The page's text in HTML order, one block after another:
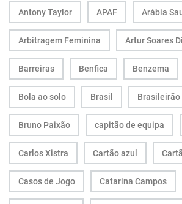
Antony Taylor APAF Arábia
Arbitragem Feminina Artur Soares
Barreiras Benfica Benzema
Bola ao solo Brasil Brasileirão
Bruno Paixão capitão de equipa
Carlos Xistra Cartão azul
Casos de Jogo Catarina Campos